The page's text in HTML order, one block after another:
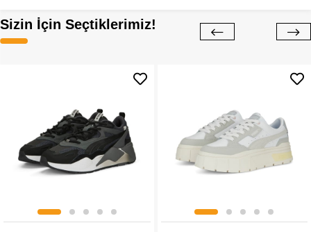
Sizin İçin Seçtiklerimiz!